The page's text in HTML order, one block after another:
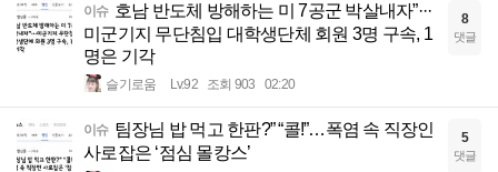
이슈 호남 반도체 방해하는 미 7공군 박살내자”···
미군기지 무단침입 대학생단체 회원 3명 구속, 1
명은 기각
슬기로움 Lv.92 조회 903 02:20
8
댓글
이슈 팀장님 밥 먹고 한판?” “콜!”…폭염 속 직장인
사로잡은 ‘점심 몰캉스’
5
댓글